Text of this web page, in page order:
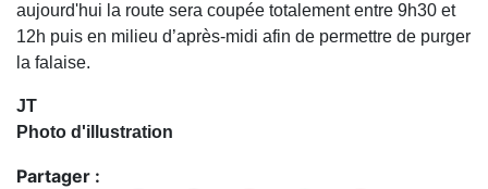
aujourd'hui la route sera coupée totalement entre 9h30 et
12h puis en milieu d’après-midi afin de permettre de purger
la falaise.
JT
Photo d'illustration
Partager :